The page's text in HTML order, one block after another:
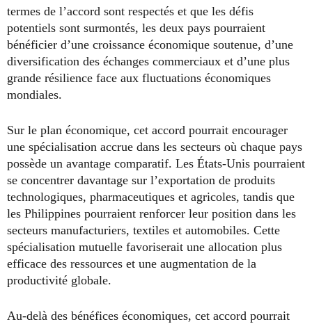
termes de l’accord sont respectés et que les défis
potentiels sont surmontés, les deux pays pourraient
bénéficier d’une croissance économique soutenue, d’une
diversification des échanges commerciaux et d’une plus
grande résilience face aux fluctuations économiques
mondiales.
Sur le plan économique, cet accord pourrait encourager
une spécialisation accrue dans les secteurs où chaque pays
possède un avantage comparatif. Les États-Unis pourraient
se concentrer davantage sur l’exportation de produits
technologiques, pharmaceutiques et agricoles, tandis que
les Philippines pourraient renforcer leur position dans les
secteurs manufacturiers, textiles et automobiles. Cette
spécialisation mutuelle favoriserait une allocation plus
efficace des ressources et une augmentation de la
productivité globale.
Au-delà des bénéfices économiques, cet accord pourrait